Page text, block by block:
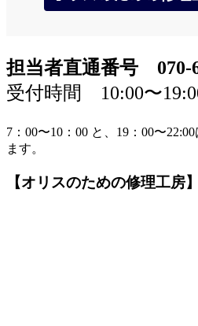
担当者直通番号 070-
受付時間 10:00〜
7：00〜10：00 と、19：00〜
ます。
【オリスのための修理工房